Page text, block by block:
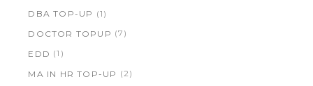
DBA TOP-UP (1)
DOCTOR TOPUP (7)
EDD (1)
MA IN HR TOP-UP (2)